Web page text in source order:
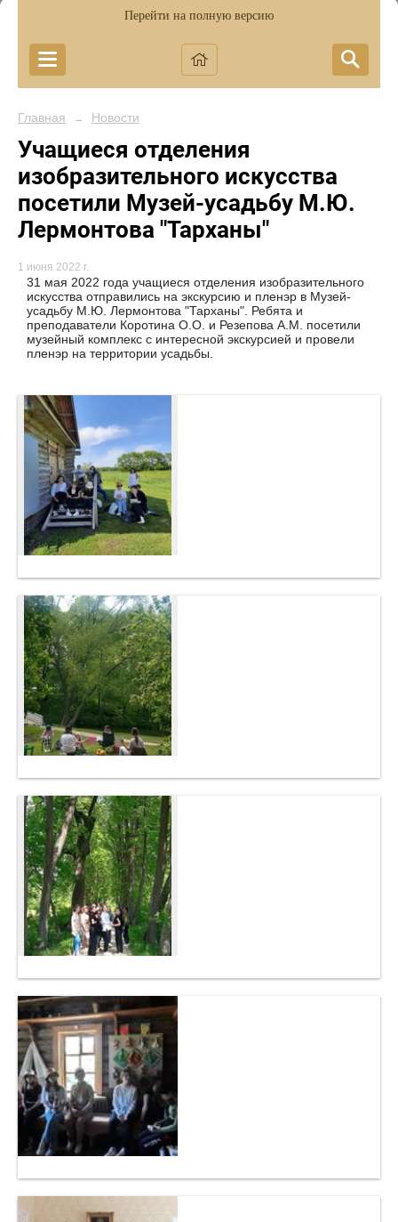
Перейти на полную версию
Главная → Новости
Учащиеся отделения
изобразительного искусства
посетили Музей-усадьбу М.Ю.
Лермонтова "Тарханы"
1 июня 2022 г.
31 мая 2022 года учащиеся отделения изобразительного
искусства отправились на экскурсию и пленэр в Музей-
усадьбу М.Ю. Лермонтова "Тарханы". Ребята и
преподаватели Коротина О.О. и Резепова А.М. посетили
музейный комплекс с интересной экскурсией и провели
пленэр на территории усадьбы.